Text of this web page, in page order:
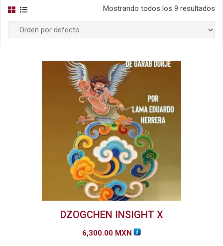
Mostrando todos los 9 resultados
DZOGCHEN INSIGHT X
6,300.00 MXN